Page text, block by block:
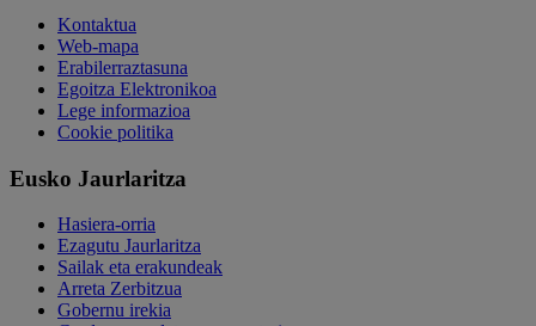
Kontaktua
Web-mapa
Erabilerraztasuna
Egoitza Elektronikoa
Lege informazioa
Cookie politika
Eusko Jaurlaritza
Hasiera-orria
Ezagutu Jaurlaritza
Sailak eta erakundeak
Arreta Zerbitzua
Gobernu irekia